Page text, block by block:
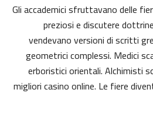
Gli accademici sfruttavano delle
preziosi e discutere
vendevano versioni di scritti
geometrici complessi. Medici
erboristici orientali. Alchimisti
migliori casino online. Le fiere